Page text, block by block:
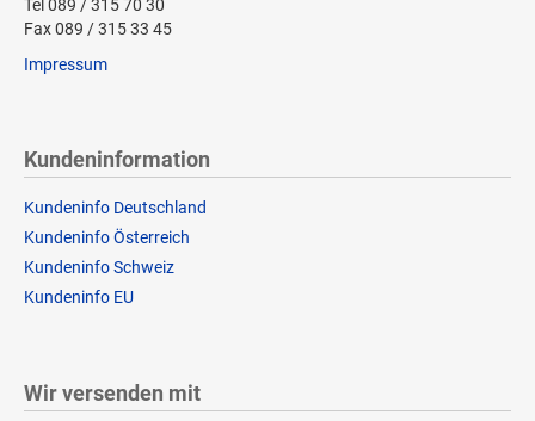
Tel 089 / 315 70 30
Fax 089 / 315 33 45
Impressum
Kundeninformation
Kundeninfo Deutschland
Kundeninfo Österreich
Kundeninfo Schweiz
Kundeninfo EU
Wir versenden mit